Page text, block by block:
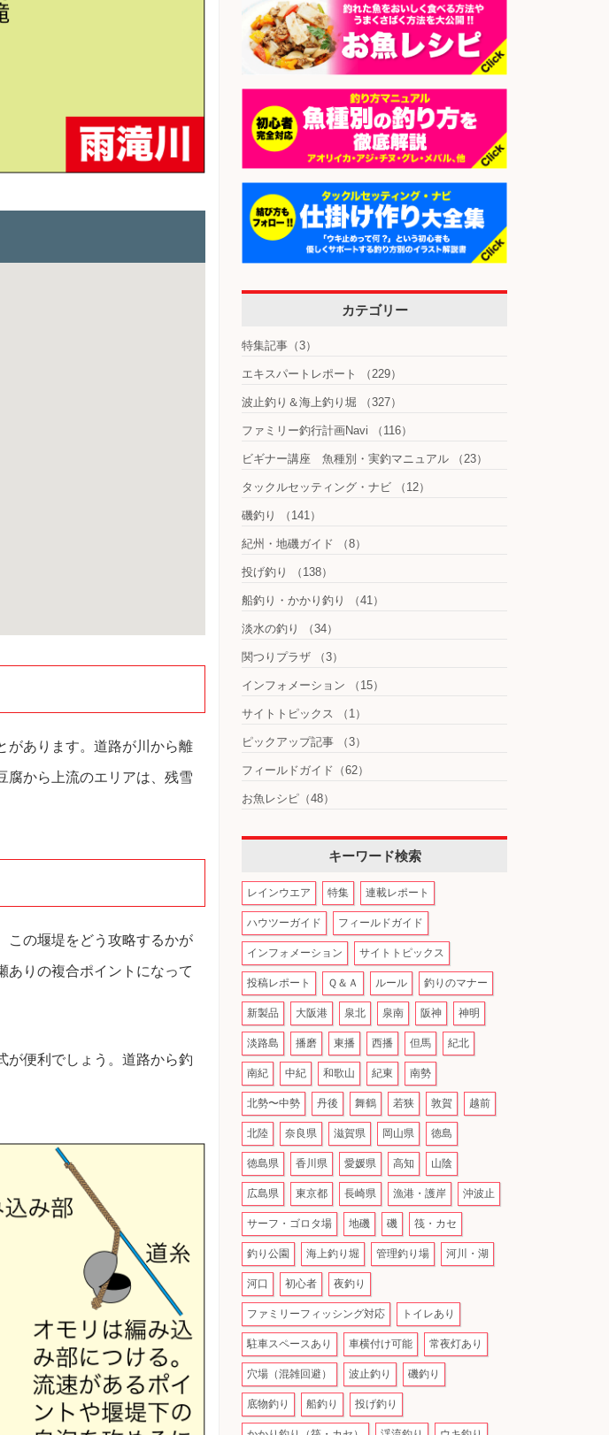
があります。道路が川から離
腐から上流のエリアは、残雪
この堰堤をどう攻略するかが
ありの複合ポイントになって
が便利でしょう。道路から釣
カテゴリー
特集記事 （3）
エキスパートレポート （229）
波止釣り＆海上釣り堀 （327）
ファミリー釣行計画Navi （116）
ビギナー講座 魚種別・実釣マニュアル （23）
タックルセッティング・ナビ （12）
磯釣り （141）
紀州・地磯ガイド （8）
投げ釣り （138）
船釣り・かかり釣り （41）
淡水の釣り （34）
関つりプラザ （3）
インフォメーション （15）
サイトトピックス （1）
ピックアップ記事 （3）
フィールドガイド （62）
お魚レシピ （48）
キーワード検索
レインウエア 特集 連載レポート
ハウツーガイド フィールドガイド
インフォメーション サイトトピックス
投稿レポート Ｑ＆Ａ ルール 釣りのマナー
新製品 大阪港 泉北 泉南 阪神 神明
淡路島 播磨 東播 西播 但馬 紀北
南紀 中紀 和歌山 紀東 南勢
北勢〜中勢 丹後 舞鶴 若狭 敦賀 越前
北陸 奈良県 滋賀県 岡山県 徳島
徳島県 香川県 愛媛県 高知 山陰
広島県 東京都 長崎県 漁港・護岸 沖波止
サーフ・ゴロタ場 地磯 磯 筏・カセ
釣り公園 海上釣り堀 管理釣り場 河川・湖
河口 初心者 夜釣り
ファミリーフィッシング対応 トイレあり
駐車スペースあり 車横付け可能 常夜灯あり
穴場（混雑回避） 波止釣り 磯釣り
底物釣り 船釣り 投げ釣り